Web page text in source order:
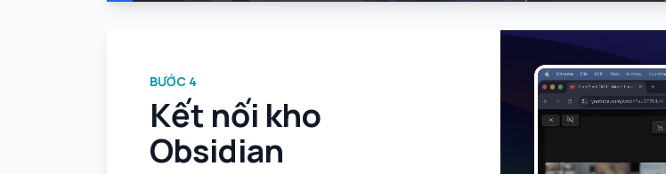
BƯỚC 4
Kết nối kho
Obsidian